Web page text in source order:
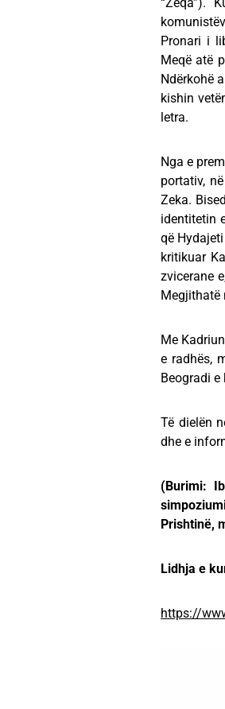
Pronari i
Meqë atë
Ndërkohë
kishin
letra.
Nga e
portativ,
Zeka.
identitetin
që
kritikuar
zvicerane
Megjithatë
Me
e radhës,
Beogradi
Të dielën
dhe e
(Burimi:
Prishtinë,
Lidhja e
https://